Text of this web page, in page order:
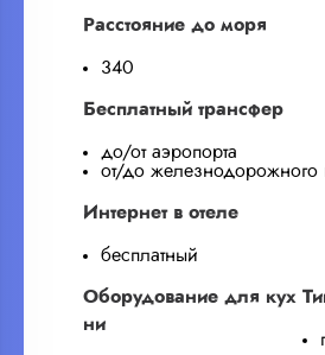
Расстояние до моря
340
Бесплатный трансфер
до/от аэропорта
от/до железнодорожного
Интернет в отеле
бесплатный
Оборудование для кух
ни